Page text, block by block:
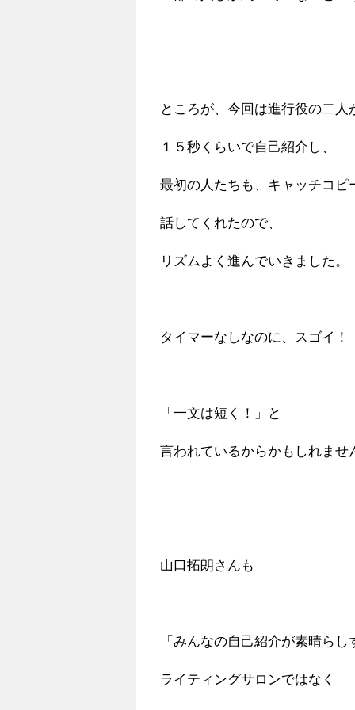
ところが、今回は進行役の二人
１５秒くらいで自己紹介し、
最初の人たちも、キャッチコピ
話してくれたので、
リズムよく進んでいきました。
タイマーなしなのに、スゴイ！
「一文は短く！」と
言われているからかもしれませ
山口拓朗さんも
「みんなの自己紹介が素晴らし
ライティングサロンではなく